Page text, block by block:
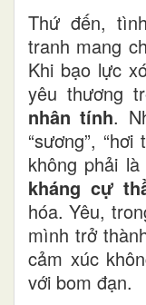
Thứ đến,
tranh mang
Khi bạo lực
yêu thương
nhân tính.
“sương”, “hơi
không phải
kháng cự
hóa. Yêu,
mình trở
cảm xúc
với bom đạn.